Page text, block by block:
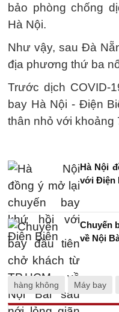
bảo phòng chống
Hà Nội.
Như vậy, sau Đà
địa phương thứ ba
Trước dịch COVID-
bay Hà Nội - Điện
thân nhỏ với khoảng
Hà Nội
với Điện
Chuyến
về Nội
hàng không Máy bay